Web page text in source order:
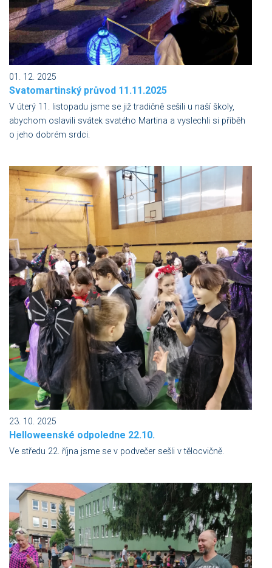
01. 12. 2025
Svatomartinský průvod 11.11.2025
V úterý 11. listopadu jsme se již tradičně sešili u naší školy,
abychom oslavili svátek svatého Martina a vyslechli si příběh
o jeho dobrém srdci.
23. 10. 2025
Helloweenské odpoledne 22.10.
Ve středu 22. října jsme se v podvečer sešli v tělocvičně.